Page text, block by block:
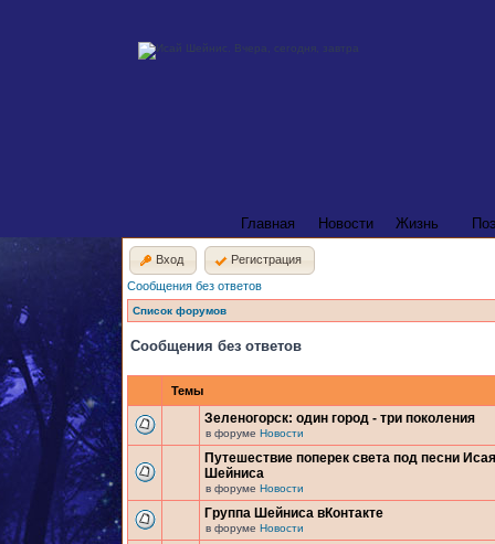
Главная Новости Жизнь
Вход
Регистрация
Сообщения без ответов
Список форумов
Сообщения без ответов
Темы
Зеленогорск: один город - три поколения
в форуме Новости
Путешествие поперек света под песни Исая
Шейниса
в форуме Новости
Группа Шейниса вКонтакте
в форуме Новости